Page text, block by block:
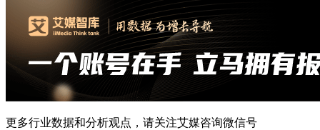
更多行业数据和分析观点，请关注艾媒咨询微信号